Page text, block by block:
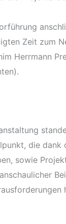
Zeit zum
Herrmann
die dank
sowie